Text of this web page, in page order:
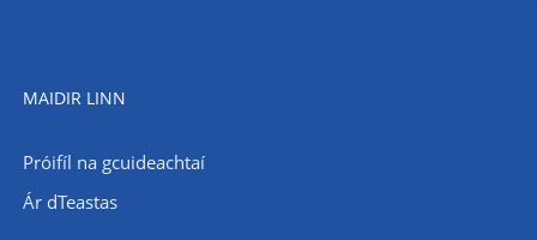
MAIDIR LINN
Próifíl na gcuideachtaí
Ár dTeastas